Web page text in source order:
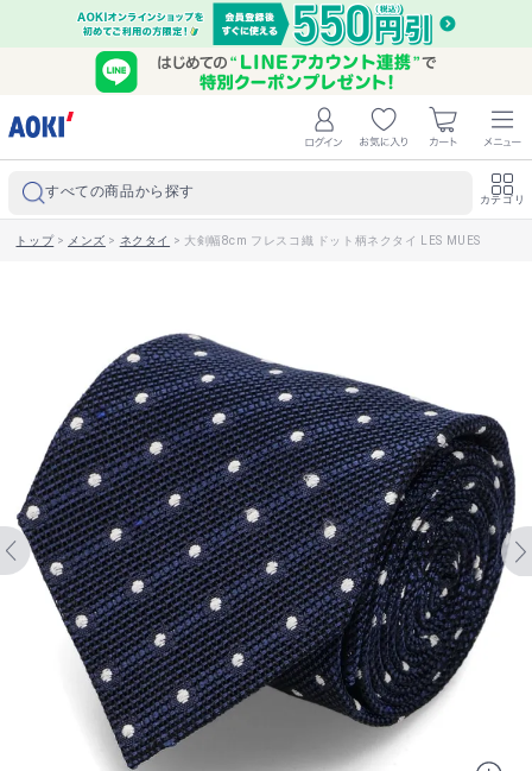
すべての商品から探す カテゴリ
トップ> メンズ > ネクタイ > 大剣幅8cm フレスコ織 ドット柄ネクタイ LES MUES